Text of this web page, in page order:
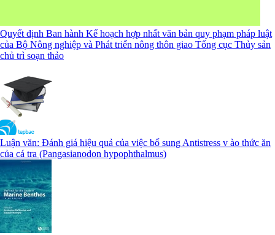
Quyết định Ban hành Kế hoạch hợp nhất văn bản quy phạm pháp luật
của Bộ Nông nghiệp và Phát triển nông thôn giao Tổng cục Thủy sản
chủ trì soạn thảo
Luận văn: Đánh giá hiệu quả của việc bổ sung Antistress v ào thức ăn
của cá tra (Pangasianodon hypophthalmus)